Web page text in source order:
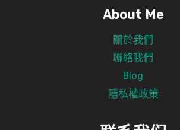
About Me
關於我們
聯絡我們
Blog
隱私權政策